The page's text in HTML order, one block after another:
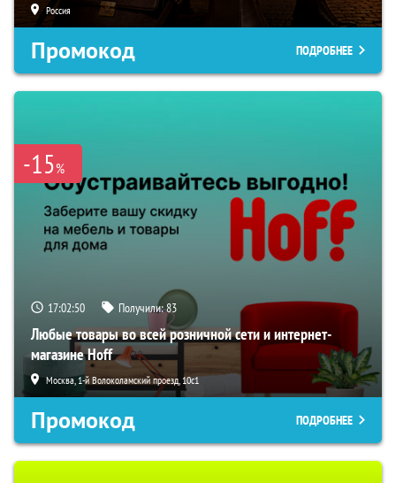
Россия
Промокод ПОДРОБНЕЕ
-15%
17:02:49 Получили:83
Любые товары во всей розничной сети и интернет-
магазине Hoff
Москва, 1-й Волоколамский проезд, 10с1
Промокод ПОДРОБНЕЕ